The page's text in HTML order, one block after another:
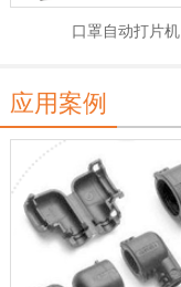
口罩自动打片机
应用案例